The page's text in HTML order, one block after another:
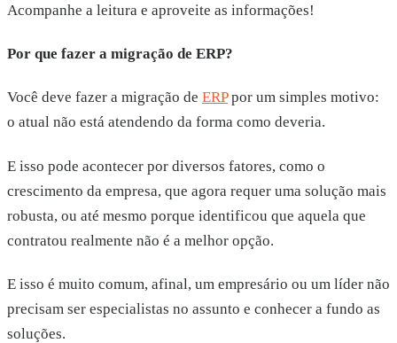
Acompanhe a leitura e aproveite as informações!
Por que fazer a migração de ERP?
Você deve fazer a migração de ERPpor um simples motivo:
o atual não está atendendo da forma como deveria.
E isso pode acontecer por diversos fatores, como o
crescimento da empresa, que agora requer uma solução mais
robusta, ou até mesmo porque identificou que aquela que
contratou realmente não é a melhor opção.
E isso é muito comum, afinal, um empresário ou um líder não
precisam ser especialistas no assunto e conhecer a fundo as
soluções.